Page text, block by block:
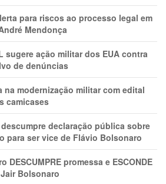
para riscos ao processo legal em
Mendonça
sugere ação militar dos EUA contra
de denúncias
na modernização militar com edital
camicases
declaração pública sobre
para ser vice de Flávio Bolsonaro
DESCUMPRE promessa e ESCONDE
Bolsonaro